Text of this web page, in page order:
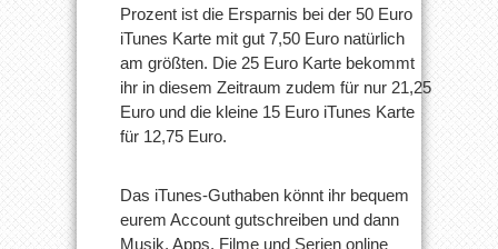
Prozent ist die Ersparnis bei der 50 Euro
iTunes Karte mit gut 7,50 Euro natürlich
am größten. Die 25 Euro Karte bekommt
ihr in diesem Zeitraum zudem für nur 21,25
Euro und die kleine 15 Euro iTunes Karte
für 12,75 Euro.
Das iTunes-Guthaben könnt ihr bequem
eurem Account gutschreiben und dann
Musik, Apps, Filme und Serien online